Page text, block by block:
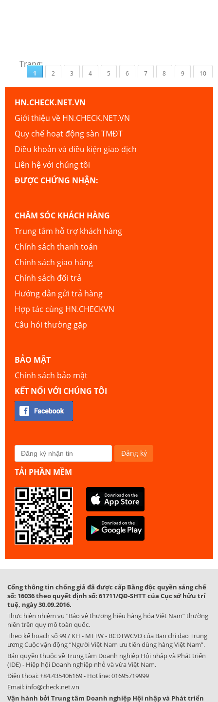
Trang:
1 2 3 4 5 6 7 8 9 10
HN.CHECK.NET.VN
Giới thiệu về HN.CHECK.NET.VN
Quy chế hoạt động sàn TMĐT
Điều khoản và điều kiện giao dịch
Liên hệ với chúng tôi
ĐƯỢC CHỨNG NHẬN:
CHĂM SÓC KHÁCH HÀNG
Trung tâm hỗ trợ khách hàng
Chính sách thanh toán
Chính sách giao hàng
Chính sách đổi trả
Hướng dẫn gửi trả hàng
Hợp tác cùng HN.CHECKVN
Câu hỏi thường gặp
BẢO MẬT
Chính sách bảo mật
KẾT NỐI VỚI CHÚNG TÔI
TẢI PHẦN MỀM
Cổng thông tin chống giả đã được cấp Bằng độc quyền sáng chế
số: 16036 theo quyết định số: 61711/QĐ-SHTT của Cục sở hữu trí
tuệ, ngày 30.09.2016.
Thực hiện nhiệm vụ “Bảo vệ thương hiệu hàng hóa Việt Nam” thường
niên trên quy mô toàn quốc.
Theo kế hoạch số 99 / KH - MTTW - BCĐTWCVĐ của Ban chỉ đạo Trung
ương Cuộc vận động “Người Việt Nam ưu tiên dùng hàng Việt Nam”.
Bản quyền thuộc về Trung tâm Doanh nghiệp Hội nhập và Phát triển
(IDE) - Hiệp hội Doanh nghiệp nhỏ và vừa Việt Nam.
Điện thoại:+84.435406169- Hotline:01695719999
Email: info@check.net.vn
Vận hành bởi Trung tâm Doanh nghiệp Hội nhập và Phát triển